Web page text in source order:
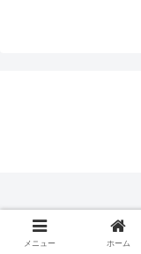
メニュー ホーム